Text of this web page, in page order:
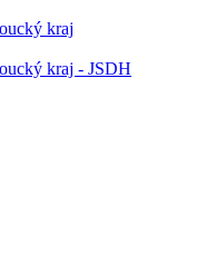
kraj
kraj - JSDH